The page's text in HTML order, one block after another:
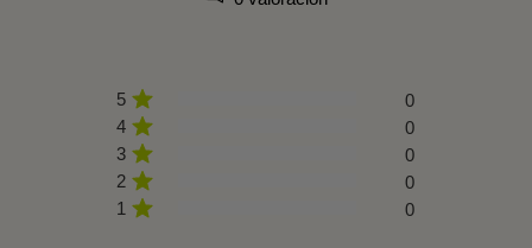
5
0
4
0
3
0
2
0
1
0